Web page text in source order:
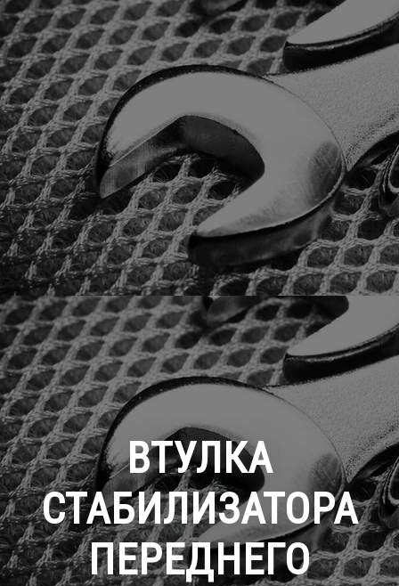
ВТУЛКА
СТАБИЛИЗАТОРА
ПЕРЕДНЕГО